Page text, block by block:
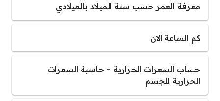
معرفة العمر حسب سنة الميلاد بالميلادي
كم الساعة الان
حساب السعرات الحرارية – حاسبة السعرات
الحرارية للجسم